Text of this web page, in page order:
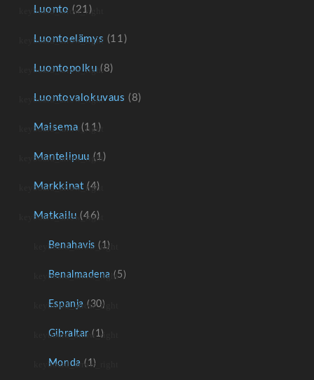
Luonto (21)
Luontoelämys (11)
Luontopolku (8)
Luontovalokuvaus (8)
Maisema (11)
Mantelipuu (1)
Markkinat (4)
Matkailu (46)
Benahavis (1)
Benalmadena (5)
Espanja (30)
Gibraltar (1)
Monda (1)